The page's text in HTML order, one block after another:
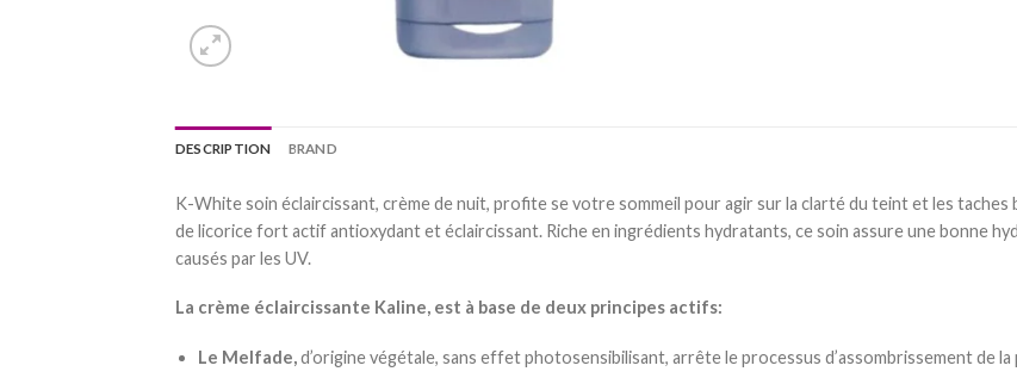
DESCRIPTION BRAND
K-White soin éclaircissant, crème de nuit, profite se votre sommeil pour agir sur la clarté du teint et les taches
de licorice fort actif antioxydant et éclaircissant. Riche en ingrédients hydratants, ce soin assure une bonne
causés par les UV.
La crème éclaircissante Kaline, est à base de deux principes actifs:
Le Melfade,d’origine végétale, sans effet photosensibilisant, arrête le processus d’assombrissement de